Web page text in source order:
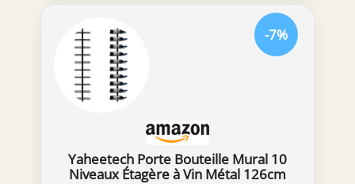
Yaheetech Porte Bouteille Mural 10
Niveaux Étagère à Vin Métal 126cm
-7%